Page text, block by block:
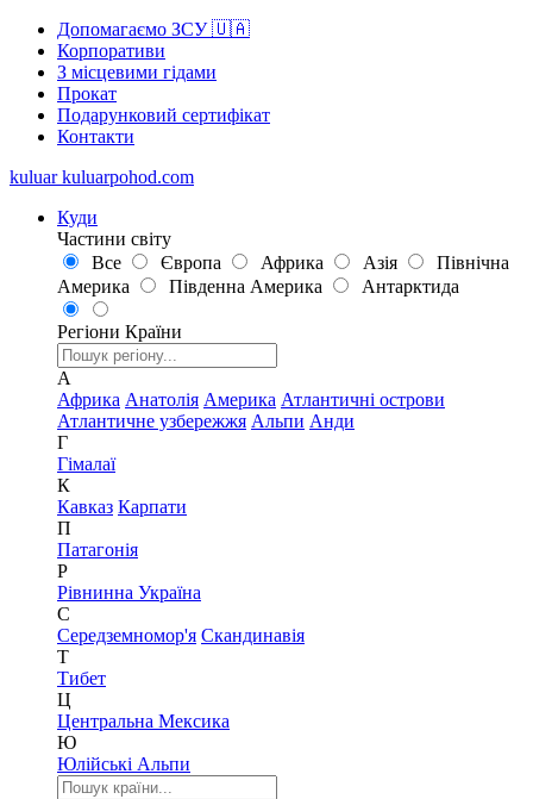
Допомагаємо ЗСУ 🇺🇦
Корпоративи
З місцевими гідами
Прокат
Подарунковий сертифікат
Контакти
kuluar kuluarpohod.com
Куди
Частини світу
Все
Європа Африка Азія
Північна
Америка
Південна Америка Антарктида
Регіони Країни
А
Африка Анатолія Америка Атлантичні острови
Атлантичне узбережжя Альпи Анди
Г
Гімалаї
К
Кавказ Карпати
П
Патагонія
Р
Рівнинна Україна
С
Середземномор'я Скандинавія
Т
Тибет
Ц
Центральна Мексика
Ю
Юлійські Альпи